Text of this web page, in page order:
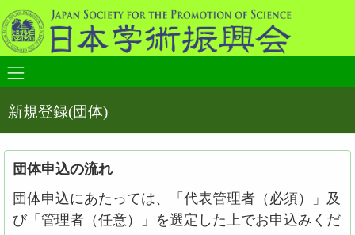
新規登録(団体)
団体申込の流れ
団体申込にあたっては、「代表管理者（必須）」及
び「管理者（任意）」を選定した上でお申込みくだ